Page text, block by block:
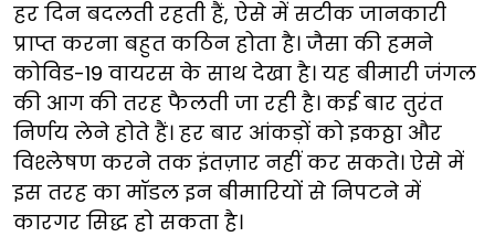
हर दिन बदलती रहती हैं, ऐसे में सटीक जानकारी
प्राप्त करना बहुत कठिन होता है। जैसा की हमने
कोविड-19 वायरस के साथ देखा है। यह बीमारी जंगल
की आग की तरह फैलती जा रही है। कई बार तुरंत
निर्णय लेने होते हैं। हर बार आंकड़ों को इकठ्ठा और
विश्लेषण करने तक इंतज़ार नहीं कर सकते। ऐसे में
इस तरह का मॉडल इन बीमारियों से निपटने में
कारगर सिद्ध हो सकता है।